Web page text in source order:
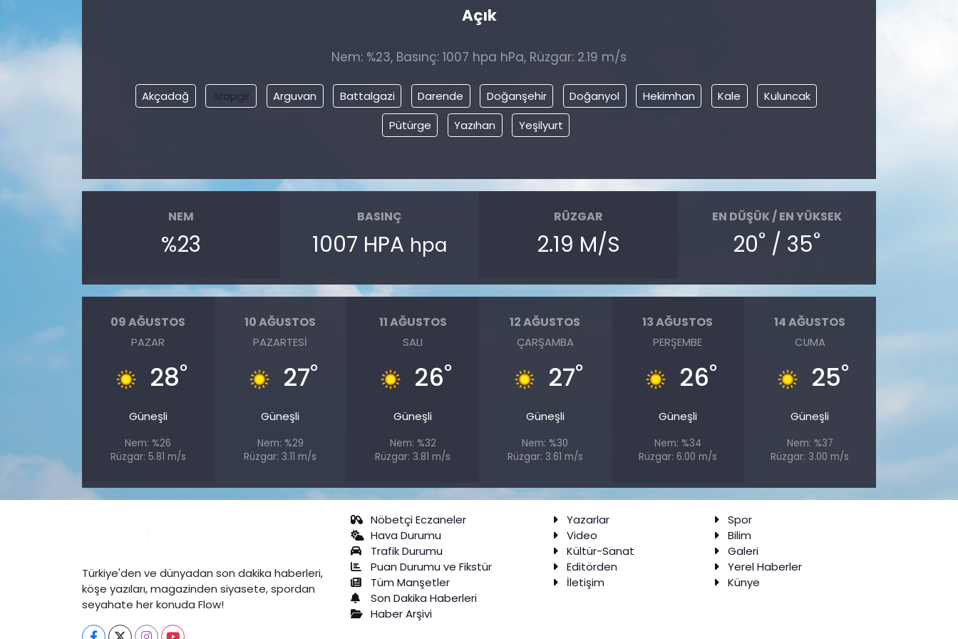
Açık
Nem: %23, Basınç: 1007 hpa hPa, Rüzgar: 2.19 m/s
Akçadağ Arapgir Arguvan Battalgazi Darende Doğanşehir Doğanyol Hekimhan Kale
Kuluncak
Pütürge
Yazıhan Yeşilyurt
NEM
%23
BASINÇ
1007 HPA hpa
RÜZGAR
2.19 M/S
EN DÜŞÜK / EN YÜKSEK
20° / 35°
09 AĞUSTOS
PAZAR
28°
Güneşli
Nem: %26
Rüzgar: 5.81 m/s
10 AĞUSTOS
PAZARTESI
27°
Güneşli
Nem: %29
Rüzgar: 3.11 m/s
11 AĞUSTOS
SALI
26°
Güneşli
Nem: %32
Rüzgar: 3.81 m/s
12 AĞUSTOS
ÇARŞAMBA
27°
Güneşli
Nem: %30
Rüzgar: 3.61 m/s
13 AĞUSTOS
PERŞEMBE
26°
Güneşli
Nem: %34
Rüzgar: 6.00 m/s
14 AĞUSTOS
CUMA
25°
Güneşli
Nem: %37
Rüzgar: 3.00 m/s
Türkiye'den ve dünyadan son dakika haberleri,
köşe yazıları, magazinden siyasete, spordan
seyahate her konuda Flow!
Nöbetçi Eczaneler
Hava Durumu
Trafik Durumu
Puan Durumu ve Fikstür
Tüm Manşetler
Son Dakika Haberleri
Haber Arşivi
Yazarlar
Spor
Video
Bilim
Kültür-Sanat
Galeri
Editörden
Yerel Haberler
İletişim
Künye